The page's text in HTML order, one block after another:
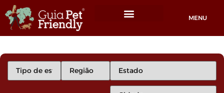
MENU